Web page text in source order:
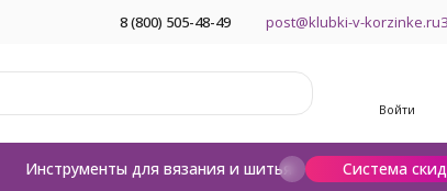
8 (800) 505-48-49 post@klubki-v-korzinke.ru
Войти
Система
Инструменты для вязания и шитья Шерсть для